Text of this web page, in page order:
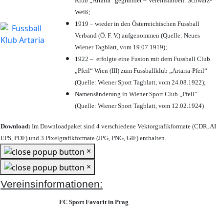
Weiß;
1919 – wieder in den Österreichischen Fussball
Verband (Ö. F. V.) aufgenommen (Quelle: Neues
Wiener Tagblatt, vom 19.07.1919);
1922 – erfolgte eine Fusion mit dem Fussball Club
„Pfeil“ Wien (III) zum Fussballklub „Artaria-Pfeil“
(Quelle: Wiener Sport Tagblatt, vom 24.08.1922);
Namensänderung in Wiener Sport Club „Pfeil“
(Quelle: Wiener Sport Tagblatt, vom 12.02.1924)
Download: Im Downloadpaket sind 4 verschiedene Vektorgrafikformate (CDR, AI
EPS, PDF) und 3 Pixelgrafikformate (JPG, PNG, GIF) enthalten.
×
×
Vereinsinformationen:
FC Sport Favorit in Prag